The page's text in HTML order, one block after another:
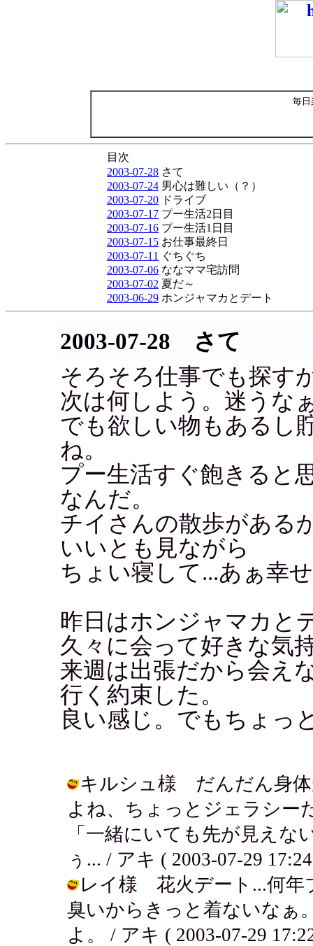
毎日
目次
2003-07-28 さて
2003-07-24 男心は難しい（？）
2003-07-20 ドライブ
2003-07-17 プー生活2日目
2003-07-16 プー生活1日目
2003-07-15 お仕事最終日
2003-07-11 ぐちぐち
2003-07-06 ななママ宅訪問
2003-07-02 夏だ～
2003-06-29 ホンジャマカとデート
2003-07-28 さて
そろそろ仕事でも探す
次は何しよう。迷うな
でも欲しい物もあるし
ね。
プー生活すぐ飽きると
なんだ。
チイさんの散歩がある
いいとも見ながら
ちょい寝して...あぁ幸
昨日はホンジャマカと
久々に会って好きな気
来週は出張だから会え
行く約束した。
良い感じ。でもちょっ
キルシュ様 だんだん身体
よね、ちょっとジェラシー
「一緒にいても先が見え
ぅ... / アキ ( 2003-07-29
レイ様 花火デート...何年
臭いからきっと着ないなぁ
よ。 / アキ ( 2003-07-29